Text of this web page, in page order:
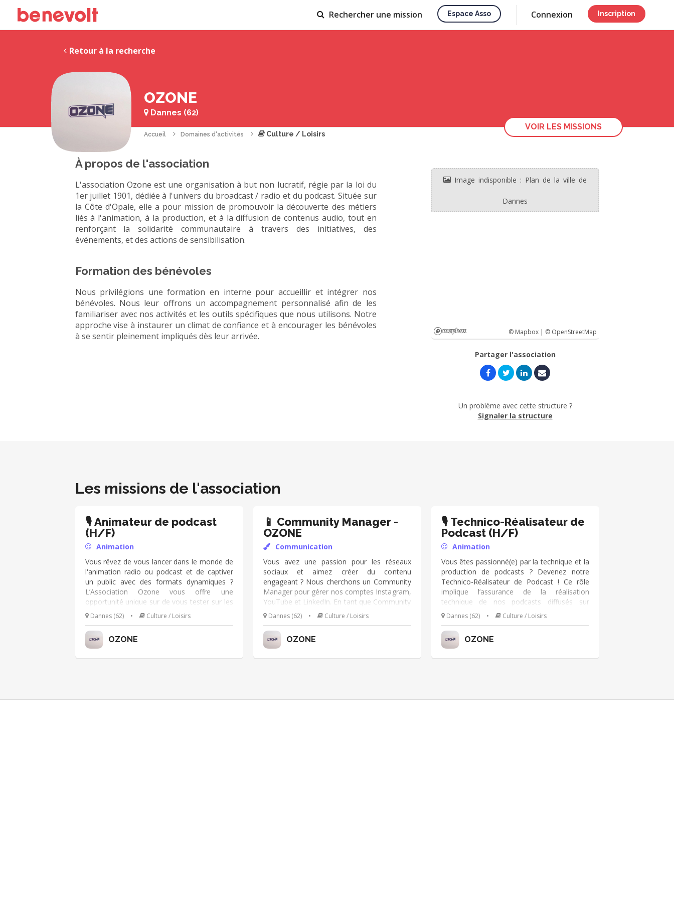
Rechercher une mission Espace Asso Connexion Inscription
Retour à la recherche
VOIR LES MISSIONS
OZONE
Dannes (62)
Accueil Domaines d'activités Culture / Loisirs
À propos de l'association
L'association Ozone est une organisation à but non lucratif, régie par la loi du
1er juillet 1901, dédiée à l'univers du broadcast / radio et du podcast. Située sur
la Côte d'Opale, elle a pour mission de promouvoir la découverte des métiers
liés à l'animation, à la production, et à la diffusion de contenus audio, tout en
renforçant la solidarité communautaire à travers des initiatives, des
événements, et des actions de sensibilisation.
Formation des bénévoles
Nous privilégions une formation en interne pour accueillir et intégrer nos
bénévoles. Nous leur offrons un accompagnement personnalisé afin de les
familiariser avec nos activités et les outils spécifiques que nous utilisons. Notre
approche vise à instaurer un climat de confiance et à encourager les bénévoles
à se sentir pleinement impliqués dès leur arrivée.
© Mapbox | © OpenStreetMap
Partager l'association
Un problème avec cette structure ?
Signaler la structure
Les missions de l'association
🎙️ Animateur de podcast
(H/F)
Animation
Vous rêvez de vous lancer dans le monde de
l'animation radio ou podcast et de captiver
un public avec des formats dynamiques ?
L’Association Ozone vous offre une
opportunité unique sur de vous tester sur les
ondes, en vous formant bénévolement dans
l’animation de programmes, que ce soit en
format flux ou pour des interviews
captivantes. La formation s'effectue en
interne et vous aurez la possibilité d’animer
Dannes (62) • Culture / Loisirs
OZONE
📱 Community Manager -
OZONE
Communication
Vous avez une passion pour les réseaux
sociaux et aimez créer du contenu
engageant ? Nous cherchons un Community
Manager pour gérer nos comptes Instagram,
YouTube et LinkedIn. En tant que Community
Manager, vous serez responsable de
développer nos communautés en ligne et de
publier du contenu captivant. Nous vous
fournirons une formation en gestion des
réseaux sociaux et vous aurez la chance de
Dannes (62) • Culture / Loisirs
OZONE
🎙️ Technico-Réalisateur de
Podcast (H/F)
Animation
Vous êtes passionné(e) par la technique et la
production de podcasts ? Devenez notre
Technico-Réalisateur de Podcast ! Ce rôle
implique l’assurance de la réalisation
technique de nos podcasts diffusés sur
YouTube. Vous travaillerez en étroite
collaboration avec notre équipe pour
produire des contenus de qualité. Nous
offrons une formation interne complète et
une expérience précieuse dans un
Dannes (62) • Culture / Loisirs
OZONE